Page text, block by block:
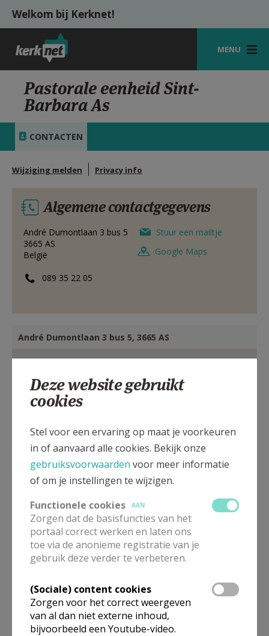
Overslaan en naar de inhoud gaan
Welkom bij Kerknet!
MENU
STARTPAGINA
KERK
VIERINGEN
HULP
MIJN PAROCHIE
AANMELDEN OF REGISTREREN
Pastorale eenheid Sint-
Barbara As
CONTACTEN
Wijziging melden Privacy info
Algemene contactgegevens
André Dumontlaan 3 bus 5
3665 AS
België
089 35 22 05
Stuur een mailtje
Google Maps
André Dumontlaan 3 bus 5, 3665 AS
Pastoor-moderator
E.H.Luc Herbots
Molenstraat 2 C
3600 GENK
089 35 22 05
Deze website gebruikt
cookies
Stel voor een ervaring op maat je voorkeuren
in of aanvaard alle cookies. Bekijk onze
gebruiksvoorwaarden voor meer informatie
of om je instellingen te wijzigen.
Functionele cookies
AAN
Zorgen dat de basisfuncties van het
portaal correct werken en laten ons
toe via de anonieme registratie van je
gebruik deze verder te verbeteren.
(Sociale) content cookies
Zorgen voor het correct weergeven
van al dan niet externe inhoud,
bijvoorbeeld een Youtube-video.